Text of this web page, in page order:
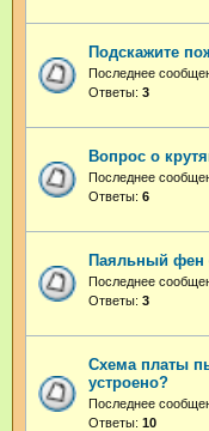
Подскажите
Последнее
Ответы: 3
Вопрос о
Последнее
Ответы: 6
Паяльный фен
Последнее
Ответы: 3
Схема платы
устроено?
Последнее
Ответы: 10